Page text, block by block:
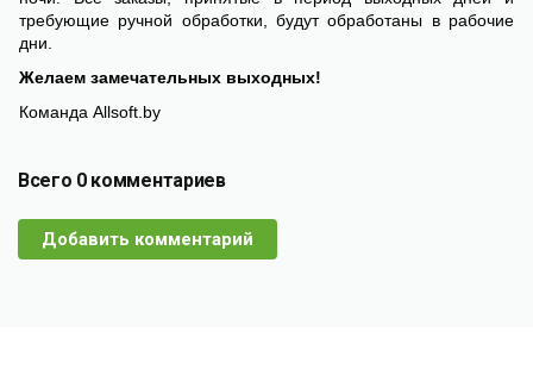
требующие ручной обработки, будут обработаны в рабочие
дни.
Желаем замечательных выходных!
Команда Allsoft.by
Всего 0 комментариев
Добавить комментарий